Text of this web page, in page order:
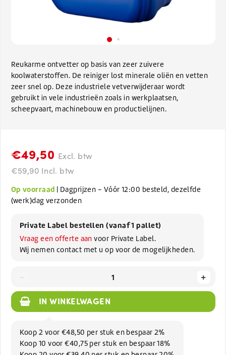
Reukarme ontvetter op basis van zeer zuivere
koolwaterstoffen. De reiniger lost minerale oliën en vetten
zeer snel op. Deze industriele vetverwijderaar wordt
gebruikt in vele industrieën zoals in werkplaatsen,
scheepvaart, machinebouw en productielijnen.
€49,50 Excl. btw
€59,90 Incl. btw
Op voorraad | Dagprijzen - Vóór 12:00 besteld, dezelfde
(werk)dag verzonden
Private Label bestellen (vanaf 1 pallet)
Vraag een offerte aan voor Private Label.
Wij nemen contact met u op voor de mogelijkheden.
+
IN WINKELWAGEN
Koop 2 voor €48,50 per stuk en bespaar 2%
Koop 10 voor €40,75 per stuk en bespaar 18%